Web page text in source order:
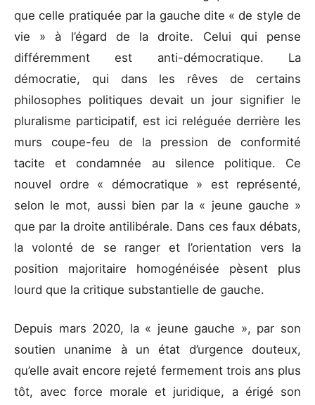
que celle pratiquée par la gauche dite « de style de
vie » à l’égard de la droite. Celui qui pense
différemment est anti-démocratique. La
démocratie, qui dans les rêves de certains
philosophes politiques devait un jour signifier le
pluralisme participatif, est ici reléguée derrière les
murs coupe-feu de la pression de conformité
tacite et condamnée au silence politique. Ce
nouvel ordre « démocratique » est représenté,
selon le mot, aussi bien par la « jeune gauche »
que par la droite antilibérale. Dans ces faux débats,
la volonté de se ranger et l’orientation vers la
position majoritaire homogénéisée pèsent plus
lourd que la critique substantielle de gauche.
Depuis mars 2020, la « jeune gauche », par son
soutien unanime à un état d’urgence douteux,
qu’elle avait encore rejeté fermement trois ans plus
tôt, avec force morale et juridique, a érigé son